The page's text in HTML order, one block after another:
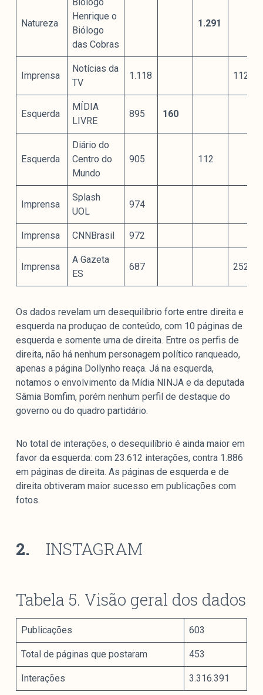
Natureza
Biólogo
Henrique o
Biólogo
das Cobras
1.291
Imprensa
Notícias da
TV
1.118 112
Esquerda
MÍDIA
LIVRE
895 160
Esquerda
Diário do
Centro do
Mundo
905 112
Imprensa
Splash
UOL
974
Imprensa CNNBrasil 972
Imprensa
A Gazeta
ES
687 252
Os dados revelam um desequilíbrio forte entre direita e
esquerda na produçao de conteúdo, com 10 páginas de
esquerda e somente uma de direita. Entre os perfis de
direita, não há nenhum personagem político ranqueado,
apenas a página Dollynho reaça. Já na esquerda,
notamos o envolvimento da Mídia NINJA e da deputada
Sâmia Bomfim, porém nenhum perfil de destaque do
governo ou do quadro partidário.
No total de interações, o desequilíbrio é ainda maior em
favor da esquerda: com 23.612 interações, contra 1.886
em páginas de direita. As páginas de esquerda e de
direita obtiveram maior sucesso em publicações com
fotos.
2. INSTAGRAM
Tabela 5. Visão geral dos dados
Publicações 603
Total de páginas que postaram 453
Interações 3.316.391